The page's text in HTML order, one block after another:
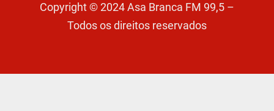
Copyright © 2024 Asa Branca FM 99,5 –
Todos os direitos reservados